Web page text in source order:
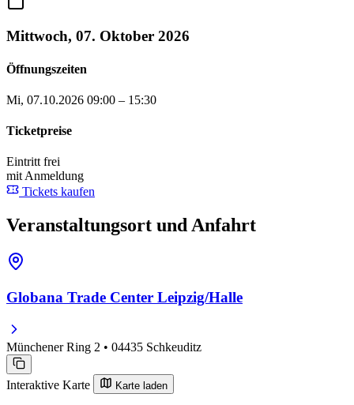
Mittwoch, 07. Oktober 2026
Öffnungszeiten
Mi, 07.10.2026 09:00 – 15:30
Ticketpreise
Eintritt frei
mit Anmeldung
Tickets kaufen
Veranstaltungsort und Anfahrt
Globana Trade Center Leipzig/Halle
Münchener Ring 2 • 04435 Schkeuditz
Interaktive Karte Karte laden